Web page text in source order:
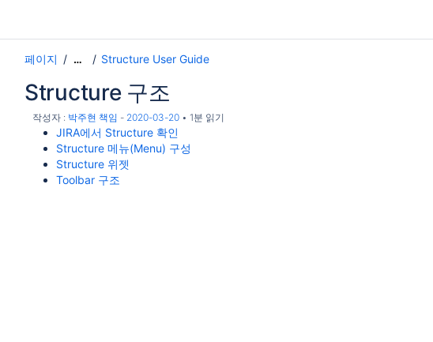
페이지 … Structure User Guide
Structure 구조
작성자 : 박주현 책임 - 2020-03-20 1분 읽기
JIRA에서 Structure 확인
Structure 메뉴(Menu) 구성
Structure 위젯
Toolbar 구조